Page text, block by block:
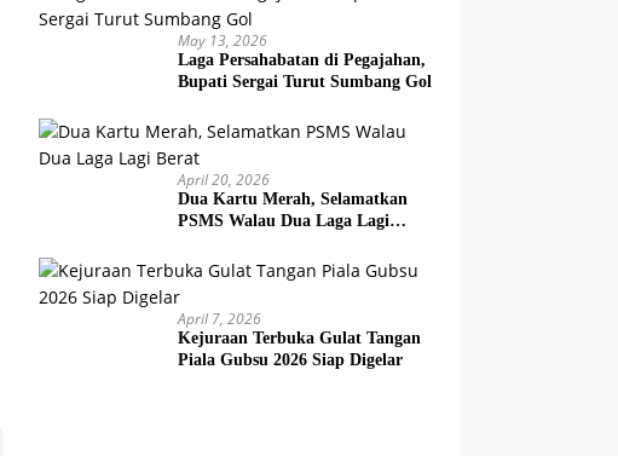
May 13, 2026
Laga Persahabatan di Pegajahan,
Bupati Sergai Turut Sumbang Gol
April 20, 2026
Dua Kartu Merah, Selamatkan
PSMS Walau Dua Laga Lagi
April 7, 2026
Kejuraan Terbuka Gulat Tangan
Piala Gubsu 2026 Siap Digelar